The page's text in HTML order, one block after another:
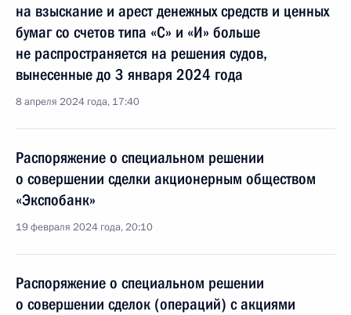
на взыскание и арест денежных средств и ценных
бумаг со счетов типа «С» и «И» больше
не распространяется на решения судов,
вынесенные до 3 января 2024 года
8 апреля 2024 года, 17:40
Распоряжение о специальном решении
о совершении сделки акционерным обществом
«Экспобанк»
19 февраля 2024 года, 20:10
Распоряжение о специальном решении
о совершении сделок (операций) с акциями